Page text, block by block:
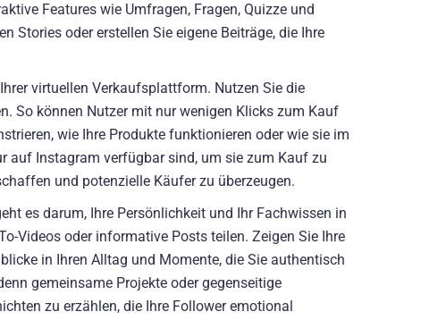
Features wie Umfragen, Fragen, Quizze und
Stories oder erstellen Sie eigene Beiträge, die Ihre
virtuellen Verkaufsplattform. Nutzen Sie die
So können Nutzer mit nur wenigen Klicks zum Kauf
wie Ihre Produkte funktionieren oder wie sie im
auf Instagram verfügbar sind, um sie zum Kauf zu
und potenzielle Käufer zu überzeugen.
es darum, Ihre Persönlichkeit und Ihr Fachwissen in
Videos oder informative Posts teilen. Zeigen Sie Ihre
in Ihren Alltag und Momente, die Sie authentisch
gemeinsame Projekte oder gegenseitige
zu erzählen, die Ihre Follower emotional